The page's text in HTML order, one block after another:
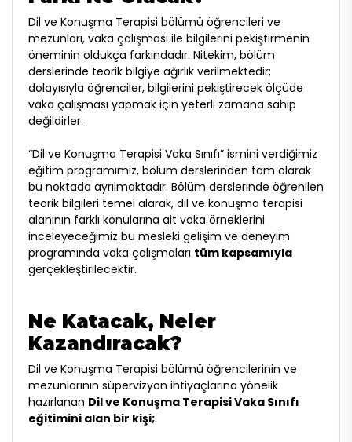
Dil ve Konuşma Terapisi bölümü öğrencileri ve
mezunları, vaka çalışması ile bilgilerini pekiştirmenin
öneminin oldukça farkındadır. Nitekim, bölüm
derslerinde teorik bilgiye ağırlık verilmektedir;
dolayısıyla öğrenciler, bilgilerini pekiştirecek ölçüde
vaka çalışması yapmak için yeterli zamana sahip
değildirler.
“Dil ve Konuşma Terapisi Vaka Sınıfı” ismini verdiğimiz
eğitim programımız, bölüm derslerinden tam olarak
bu noktada ayrılmaktadır. Bölüm derslerinde öğrenilen
teorik bilgileri temel alarak, dil ve konuşma terapisi
alanının farklı konularına ait vaka örneklerini
inceleyeceğimiz bu mesleki gelişim ve deneyim
programında vaka çalışmaları tüm kapsamıyla
gerçekleştirilecektir.
Ne Katacak, Neler
Kazandıracak?
Dil ve Konuşma Terapisi bölümü öğrencilerinin ve
mezunlarının süpervizyon ihtiyaçlarına yönelik
hazırlanan Dil ve Konuşma Terapisi Vaka Sınıfı
eğitimini alan bir kişi;